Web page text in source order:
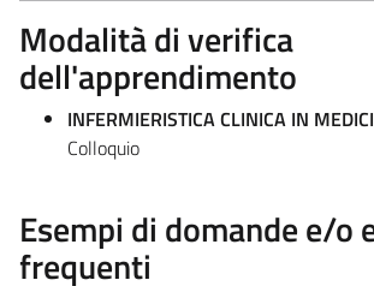
Modalità di verifica
dell'apprendimento
INFERMIERISTICA CLINICA IN
Colloquio
Esempi di domande e/o
frequenti